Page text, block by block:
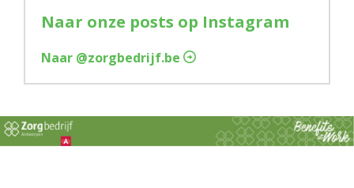
Naar onze posts op Instagram
Naar @zorgbedrijf.be